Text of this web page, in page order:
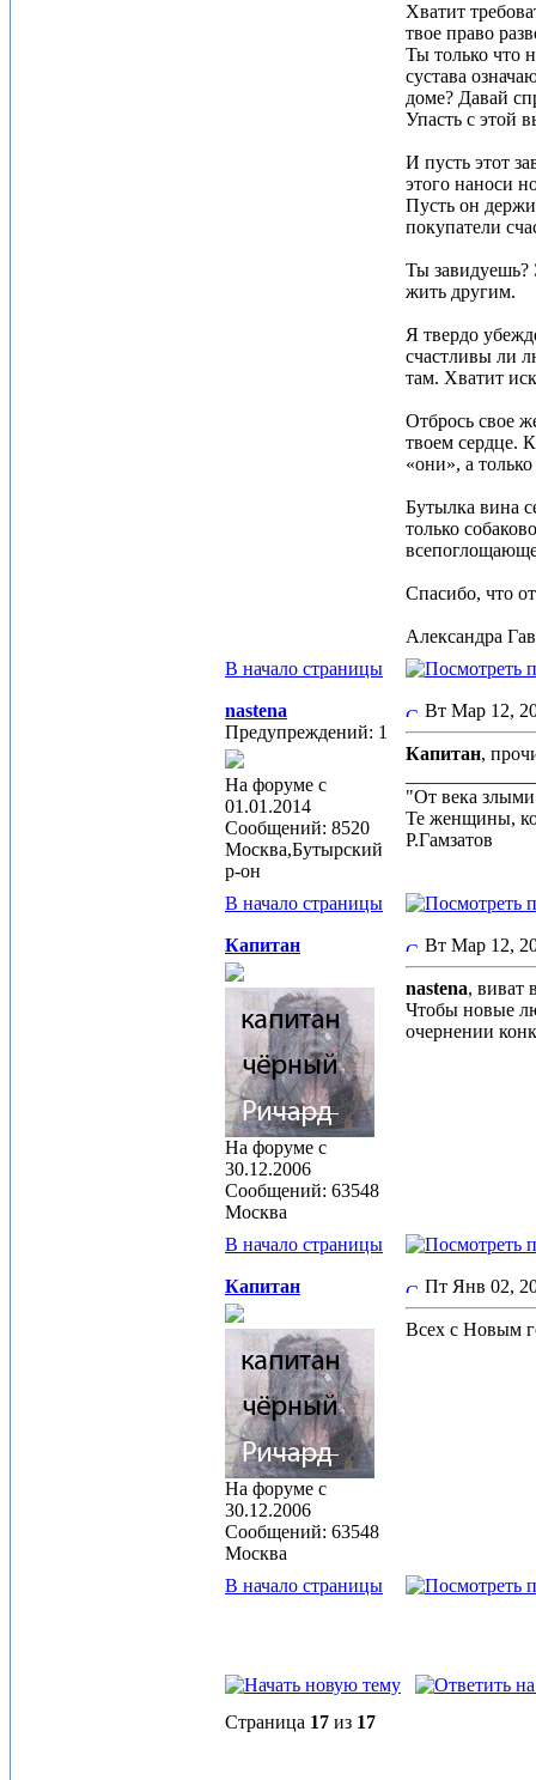
Хватит
твое право
Ты только что
сустава
доме? Давай
Упасть с этой
И пусть этот
этого наноси
Пусть он
покупатели
Ты завидуешь?
жить другим.
Я твердо
счастливы ли
там. Хватит
Отбрось свое
твоем сердце.
«они», а
Бутылка вина
только
Спасибо, что
Александра
В начало страницы
nastena
Предупреждений: 1
На форуме с
01.01.2014
Сообщений: 8520
Москва,Бутырский
р-он
Вт Мар 12,
Капитан,
"От века
Те женщины,
Р.Гамзатов
В начало страницы
Капитан
На форуме с
30.12.2006
Сообщений: 63548
Москва
Вт Мар 12,
nastena, виват
Чтобы новые
очернении
В начало страницы
Капитан
На форуме с
30.12.2006
Сообщений: 63548
Москва
Пт Янв 02,
Всех с Новым
В начало страницы
Страница 17 из 17